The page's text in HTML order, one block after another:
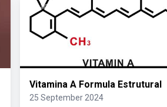
Vitamina A Formula Estrutural
25 September 2024